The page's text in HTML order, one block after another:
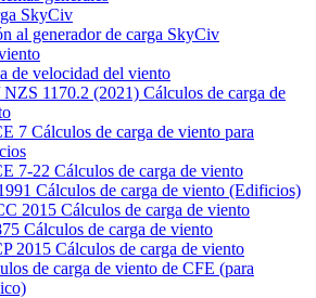
SkyCiv
al generador de carga SkyCiv
de velocidad del viento
1170.2 (2021) Cálculos de carga de
7 Cálculos de carga de viento para
7-22 Cálculos de carga de viento
Cálculos de carga de viento (Edificios)
2015 Cálculos de carga de viento
Cálculos de carga de viento
2015 Cálculos de carga de viento
de carga de viento de CFE (para